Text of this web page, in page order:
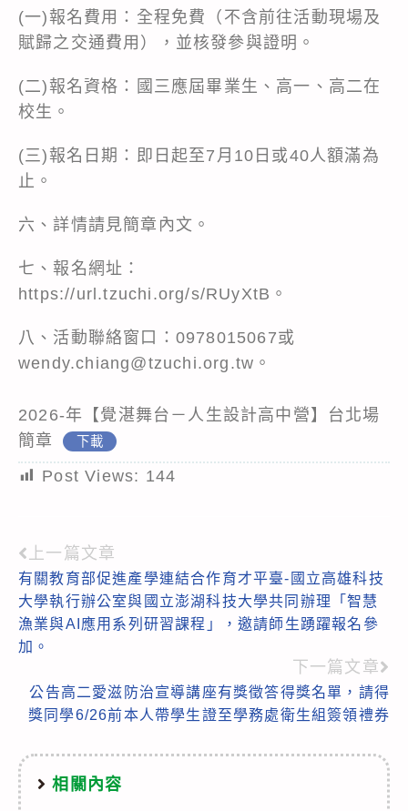
(一)報名費用：全程免費（不含前往活動現場及
賦歸之交通費用），並核發參與證明。
(二)報名資格：國三應屆畢業生、高一、高二在
校生。
(三)報名日期：即日起至7月10日或40人額滿為
止。
六、詳情請見簡章內文。
七、報名網址：
https://url.tzuchi.org/s/RUyXtB 。
八、活動聯絡窗口：0978015067或
wendy.chiang@tzuchi.org.tw。
2026-年【覺湛舞台－人生設計高中營】台北場
簡章
下載
Post Views: 144
Read
more
articles
上一篇文章
有關教育部促進產學連結合作育才平臺-國立高雄科技
大學執行辦公室與國立澎湖科技大學共同辦理「智慧
漁業與AI應用系列研習課程」，邀請師生踴躍報名參
加。
下一篇文章
公告高二愛滋防治宣導講座有獎徵答得獎名單，請得
獎同學6/26前本人帶學生證至學務處衛生組簽領禮券
相關內容